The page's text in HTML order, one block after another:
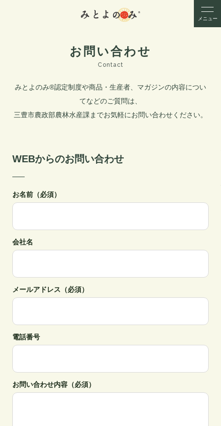
メニュー
お問い合わせ
Contact
みとよのみ®︎認定制度や商品・生産者、マガジンの内容につい
てなどのご質問は、
三豊市農政部農林水産課までお気軽にお問い合わせください。
WEBからのお問い合わせ
お名前（必須）
会社名
メールアドレス（必須）
電話番号
お問い合わせ内容（必須）